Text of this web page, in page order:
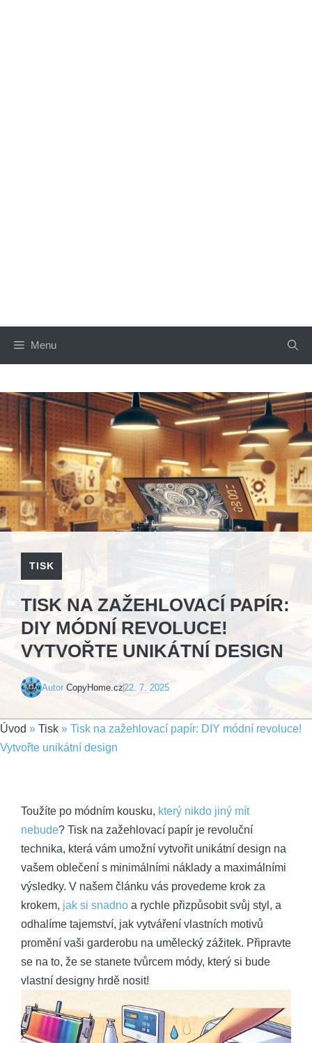
Menu
TISK
TISK NA ZAŽEHLOVACÍ PAPÍR:
DIY MÓDNÍ REVOLUCE!
VYTVOŘTE UNIKÁTNÍ DESIGN
Autor CopyHome.cz 22. 7. 2025
Úvod » Tisk » Tisk na zažehlovací papír: DIY módní revoluce!
Vytvořte unikátní design
Toužíte po módním kousku, který nikdo jiný mít
nebude? Tisk na zažehlovací papír je revoluční
technika, která vám umožní vytvořit unikátní design na
vašem oblečení s minimálními náklady a maximálními
výsledky. V našem článku vás provedeme krok za
krokem, jak si snadno a rychle přizpůsobit svůj styl, a
odhalíme tajemství, jak vytváření vlastních motivů
promění vaši garderobu na umělecký zážitek. Připravte
se na to, že se stanete tvůrcem módy, který si bude
vlastní designy hrdě nosit!